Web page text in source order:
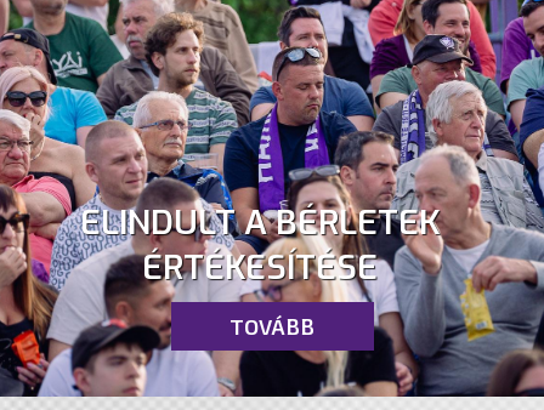
ELINDULT A BÉRLETEK
ÉRTÉKESÍTÉSE
TOVÁBB